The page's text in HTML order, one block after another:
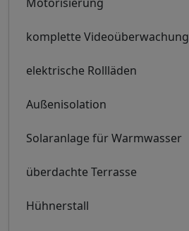
Motorisierung
komplette Videoüberwachung
elektrische Rollläden
Außenisolation
Solaranlage für Warmwasser
überdachte Terrasse
Hühnerstall